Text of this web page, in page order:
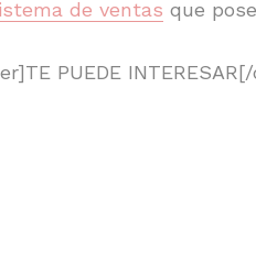
de ventas que
PUEDE